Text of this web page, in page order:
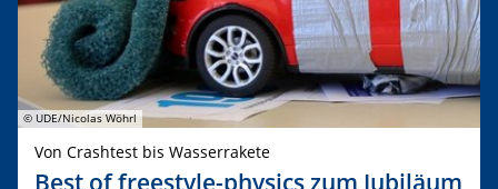
© UDE/Nicolas Wöhrl
Von Crashtest bis Wasserrakete
Best of freestyle-physics zum Jubiläum